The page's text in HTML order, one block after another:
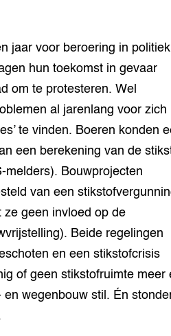
jaar voor beroering in politiek
hun toekomst in gevaar
om te protesteren. Wel
al jarenlang voor zich
te vinden. Boeren konden
een berekening van de
melders). Bouwprojecten
van een
geen invloed op de
Beide regelingen
en een stikstofcrisis
of geen stikstofruimte meer
wegenbouw stil. Én